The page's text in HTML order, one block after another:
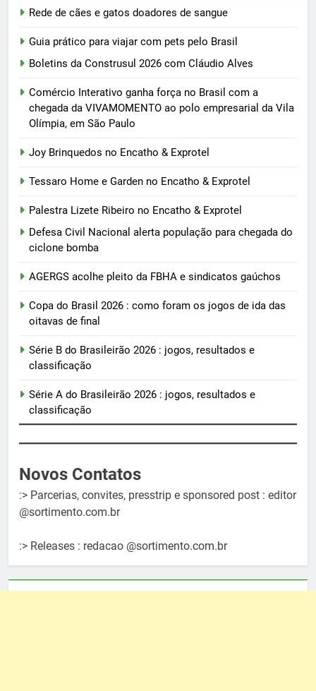
Rede de cães e gatos doadores de sangue
Guia prático para viajar com pets pelo Brasil
Boletins da Construsul 2026 com Cláudio Alves
Comércio Interativo ganha força no Brasil com a
chegada da VIVAMOMENTO ao polo empresarial da Vila
Olímpia, em São Paulo
Joy Brinquedos no Encatho & Exprotel
Tessaro Home e Garden no Encatho & Exprotel
Palestra Lizete Ribeiro no Encatho & Exprotel
Defesa Civil Nacional alerta população para chegada do
ciclone bomba
AGERGS acolhe pleito da FBHA e sindicatos gaúchos
Copa do Brasil 2026 : como foram os jogos de ida das
oitavas de final
Série B do Brasileirão 2026 : jogos, resultados e
classificação
Série A do Brasileirão 2026 : jogos, resultados e
classificação
Novos Contatos
:> Parcerias, convites, presstrip e sponsored post : editor
@sortimento.com.br
:> Releases : redacao @sortimento.com.br